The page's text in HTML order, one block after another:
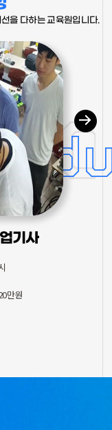
을 다하는 교육원입니다.
기사
만원